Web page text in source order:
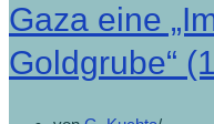
Gaza eine
Goldgrube“